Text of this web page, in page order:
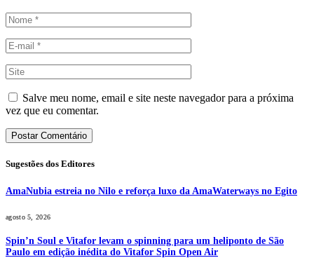
Salve meu nome, email e site neste navegador para a próxima
vez que eu comentar.
Sugestões dos Editores
AmaNubia estreia no Nilo e reforça luxo da AmaWaterways no Egito
agosto 5, 2026
Spin’n Soul e Vitafor levam o spinning para um heliponto de São
Paulo em edição inédita do Vitafor Spin Open Air